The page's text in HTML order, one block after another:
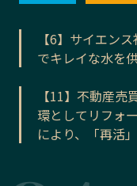
【6】サイエン
でキレイな水を
【11】不動産
環としてリフォ
により、「再活